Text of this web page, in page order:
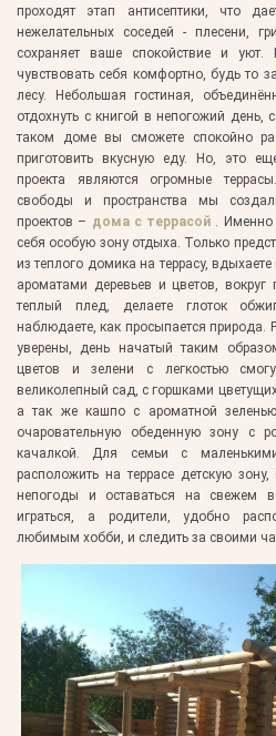
проходят этап антисептики, что
нежелательных соседей - плесени,
сохраняет ваше спокойствие и
чувствовать себя комфортно, будь то
лесу. Небольшая гостиная,
отдохнуть с книгой в непогожий день,
таком доме вы сможете спокойно
приготовить вкусную еду. Но, это
проекта являются огромные
свободы и пространства мы
проектов – дома с террасой . Именно
себя особую зону отдыха. Только
из теплого домика на террасу,
ароматами деревьев и цветов,
теплый плед, делаете глоток
наблюдаете, как просыпается природа.
уверены, день начатый таким
цветов и зелени с легкостью
великолепный сад, с горшками
а так же кашпо с ароматной
очаровательную обеденную зону с
качалкой. Для семьи с
расположить на террасе детскую
непогоды и оставаться на свежем
играться, а родители, удобно
любимым хобби, и следить за своими